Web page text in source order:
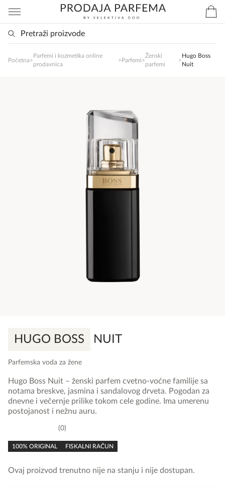
Početna>
Parfemi i kozmetika online
prodavnica
>Parfemi>
Ženski
parfemi
>
Hugo Boss
Nuit
HUGO BOSS NUIT
Parfemska voda za žene
rating
0
100% ORIGINAL FISKALNI RAČUN
Hugo Boss Nuit – ženski parfem cvetno-voćne familije sa
notama breskve, jasmina i sandalovog drveta. Pogodan za
dnevne i večernje prilike tokom cele godine. Ima umerenu
postojanost i nežnu auru.
Ovaj proizvod trenutno nije na stanju i nije dostupan.
SlađanAi Asistent
poručite svoj omiljeni parfem danas ali i za